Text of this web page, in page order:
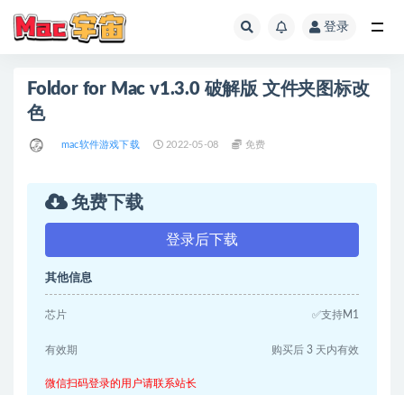
登录
Foldor for Mac v1.3.0 破解版 文件夹图标改
色
mac软件游戏下载 2022-05-08 免费
免费下载
登录后下载
其他信息
芯片 ✅支持M1
有效期 购买后 3 天内有效
微信扫码登录的用户请联系站长